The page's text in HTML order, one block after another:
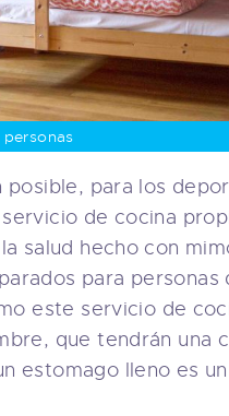
para los
de cocina
salud hecho con
para personas
este servicio de
que tendrán una
estomago lleno es